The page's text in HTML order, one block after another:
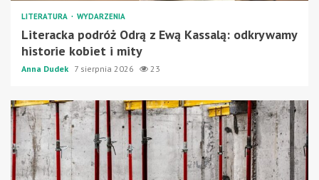
LITERATURA WYDARZENIA
Literacka podróż Odrą z Ewą Kassalą: odkrywamy
historie kobiet i mity
Anna Dudek 7 sierpnia 2026 23